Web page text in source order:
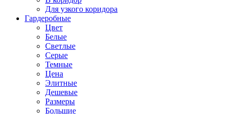
Для узкого коридора
Гардеробные
Цвет
Белые
Светлые
Серые
Темные
Цена
Элитные
Дешевые
Размеры
Большие